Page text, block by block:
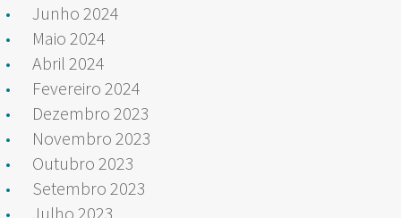
Junho 2024
Maio 2024
Abril 2024
Fevereiro 2024
Dezembro 2023
Novembro 2023
Outubro 2023
Setembro 2023
Julho 2023